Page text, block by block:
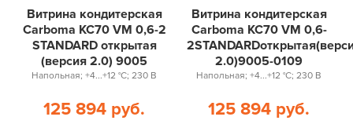
Витрина кондитерская
Carboma KC70 VM 0,6-2
STANDARD открытая
(версия 2.0) 9005
Напольная; +4...+12 °С; 230 В
125 894 руб.
Витрина кондитерская
Carboma KC70 VM 0,6-
2.0)9005-0109
Напольная; +4...+12 °С; 230 В
125 894 руб.